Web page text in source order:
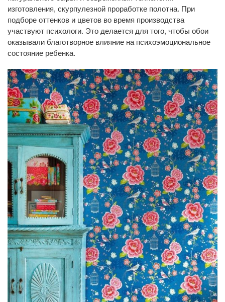
изготовления, скурпулезной проработке полотна. При
подборе оттенков и цветов во время производства
участвуют психологи. Это делается для того, чтобы обои
оказывали благотворное влияние на психоэмоциональное
состояние ребенка.